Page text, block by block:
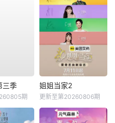
三季
期
姐姐当家2
更新至第20260806期